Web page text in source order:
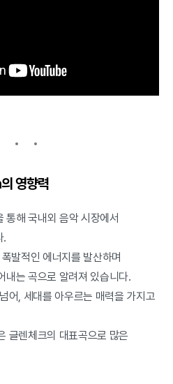
영향력
통해 국내외 음악 시장에서
.
발적인 에너지를 발산하며
내는 곡으로 알려져 있습니다.
어, 세대를 아우르는 매력을 가지고
글렌체크의 대표곡으로 많은